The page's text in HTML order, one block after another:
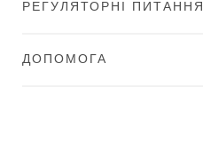
РЕГУЛЯТОРНІ ПИТАННЯ
ДОПОМОГА